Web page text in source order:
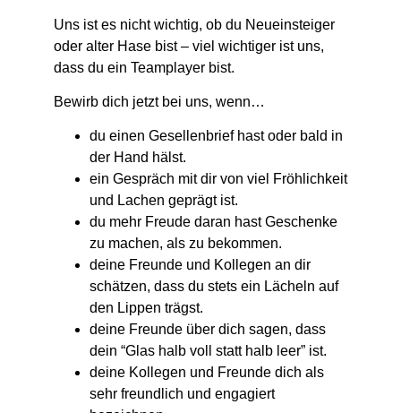
Uns ist es nicht wichtig, ob du Neueinsteiger
oder alter Hase bist – viel wichtiger ist uns,
dass du ein Teamplayer bist.
Bewirb dich jetzt bei uns, wenn…
du einen Gesellenbrief hast oder bald in
der Hand hälst.
ein Gespräch mit dir von viel Fröhlichkeit
und Lachen geprägt ist.
du mehr Freude daran hast Geschenke
zu machen, als zu bekommen.
deine Freunde und Kollegen an dir
schätzen, dass du stets ein Lächeln auf
den Lippen trägst.
deine Freunde über dich sagen, dass
dein “Glas halb voll statt halb leer” ist.
deine Kollegen und Freunde dich als
sehr freundlich und engagiert